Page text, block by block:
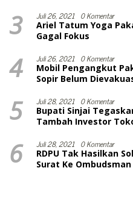
3 Juli 26, 2021 0 Komentar
Ariel Tatum Yoga
Gagal Fokus
4 Juli 26, 2021 0 Komentar
Mobil Pengangkut Pakan di Bone Jatuh Ke Jurang,
Sopir Belum
5 Juli 28, 2021 0 Komentar
Bupati Sinjai
Tambah Investor
6 Juli 28, 2021 0 Komentar
RDPU Tak Hasilkan
Surat Ke Ombudsman